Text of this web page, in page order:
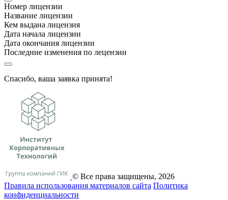
Номер лицензии
Название лицензии
Кем выдана лицензия
Дата начала лицензии
Дата окончания лицензии
Последние изменения по лецензии
Спасибо, ваша заявка принята!
© Все права защищены, 2026
Правила использования материалов сайта Политика
конфиденциальности